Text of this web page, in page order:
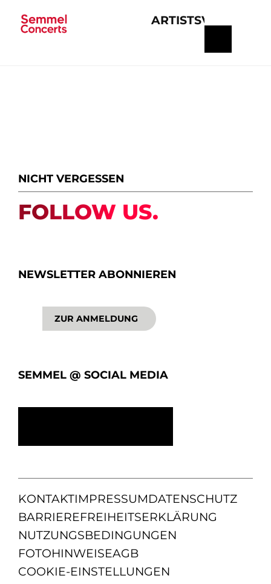
ARTISTS
NICHT VERGESSEN
FOLLOW US.
NEWSLETTER ABONNIEREN
ZUR ANMELDUNG
SEMMEL @ SOCIAL MEDIA
KONTAKTIMPRESSUMDATENSCHUTZ
BARRIEREFREIHEITSERKLÄRUNG
NUTZUNGSBEDINGUNGEN
FOTOHINWEISEAGB
COOKIE-EINSTELLUNGEN